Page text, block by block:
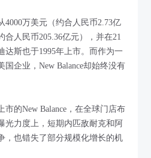
4000万美元（约合人民币2.73亿
合人民币205.36亿元），并在21
达斯也于1995年上市。而作为一
企业，New Balance却始终没有
的New Balance，在全球门店布
光力度上，短期内匹敌耐克和阿
，也错失了部分规模化增长的机